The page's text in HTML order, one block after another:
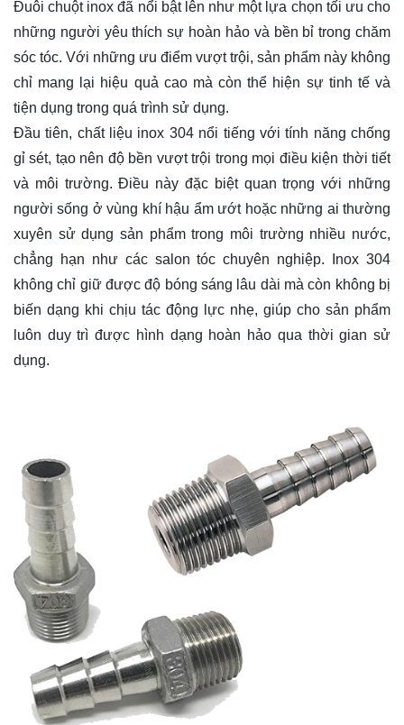
Đuôi chuột inox đã nổi bật lên như một lựa chọn tối ưu cho
những người yêu thích sự hoàn hảo và bền bỉ trong chăm
sóc tóc. Với những ưu điểm vượt trội, sản phẩm này không
chỉ mang lại hiệu quả cao mà còn thể hiện sự tinh tế và
tiện dụng trong quá trình sử dụng.
Đầu tiên, chất liệu inox 304 nổi tiếng với tính năng chống
gỉ sét, tạo nên độ bền vượt trội trong mọi điều kiện thời tiết
và môi trường. Điều này đặc biệt quan trọng với những
người sống ở vùng khí hậu ẩm ướt hoặc những ai thường
xuyên sử dụng sản phẩm trong môi trường nhiều nước,
chẳng hạn như các salon tóc chuyên nghiệp. Inox 304
không chỉ giữ được độ bóng sáng lâu dài mà còn không bị
biến dạng khi chịu tác động lực nhẹ, giúp cho sản phẩm
luôn duy trì được hình dạng hoàn hảo qua thời gian sử
dụng.